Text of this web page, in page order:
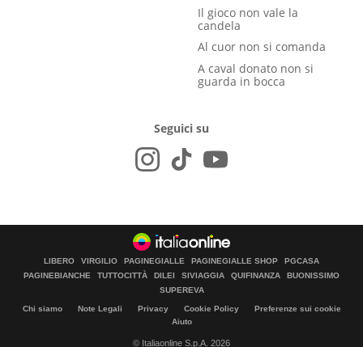
Il gioco non vale la
candela
Al cuor non si comanda
A caval donato non si
guarda in bocca
Seguici su
LIBERO VIRGILIO PAGINEGIALLE PAGINEGIALLE SHOP
PGCASA
PAGINEBIANCHE
TUTTOCITTÀ DILEI SIVIAGGIA QUIFINANZA
BUONISSIMO
SUPEREVA
Chi siamo Note Legali Privacy Cookie Policy
Preferenze sui cookie
Aiuto
© Italiaonline S.p.A. 2026